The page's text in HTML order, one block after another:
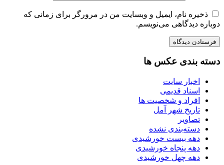
ذخیره نام، ایمیل و وبسایت من در مرورگر برای زمانی که
دوباره دیدگاهی می‌نویسم.
دسته بندی عکس ها
اخبار سایت
اسناد قدیمی
افراد و شخصیت ها
تاریخ شهر آمل
تصاویر
دسته‌بندی نشده
دهه بیست خورشیدی
دهه پنجاه خورشیدی
دهه چهل خورشیدی